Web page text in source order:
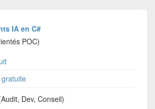
IA en C#
POC)
Dev, Conseil)